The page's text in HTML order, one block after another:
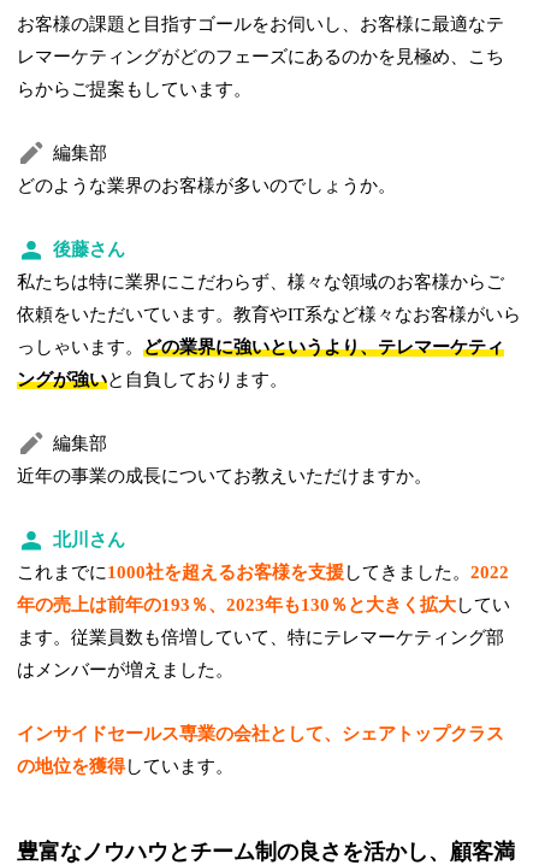
お客様の課題と目指すゴールをお伺いし、お客様に最適なテ
レマーケティングがどのフェーズにあるのかを見極め、こち
らからご提案もしています。
編集部
どのような業界のお客様が多いのでしょうか。
後藤さん
私たちは特に業界にこだわらず、様々な領域のお客様からご
依頼をいただいています。教育やIT系など様々なお客様がいら
っしゃいます。どの業界に強いというより、テレマーケティ
ングが強いと自負しております。
編集部
近年の事業の成長についてお教えいただけますか。
北川さん
これまでに1000社を超えるお客様を支援してきました。2022
年の売上は前年の193％、2023年も130％と大きく拡大してい
ます。従業員数も倍増していて、特にテレマーケティング部
はメンバーが増えました。
インサイドセールス専業の会社として、シェアトップクラス
の地位を獲得しています。
豊富なノウハウとチーム制の良さを活かし、顧客満